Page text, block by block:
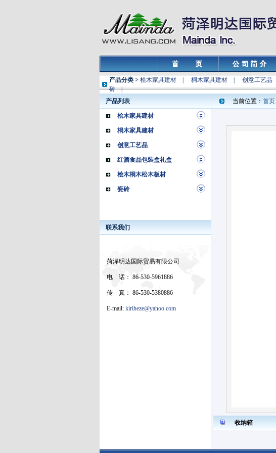
产品分类 > 桧木家具建材 桐木家具建材 创意工艺品
砖
|
产品列表
桧木家具建材
桐木家具建材
创意工艺品
红酒食品包裝盒礼盒
桧木桐木松木板材
瓷砖
联系我们
菏泽明达国际贸易有限公司
电 话： 86-530-5961886
传 真： 86-530-5380886
E-mail: kiriheze@yahoo.com
当前位置： 首页
收纳箱